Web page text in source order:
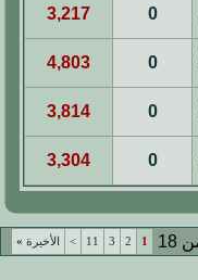
0
3,217
0
4,803
0
3,814
0
3,304
1
2
3
11
> الأخيرة »